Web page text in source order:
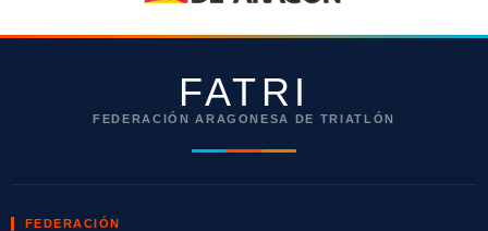
FATRI
FEDERACIÓN ARAGONESA DE TRIATLÓN
FEDERACIÓN